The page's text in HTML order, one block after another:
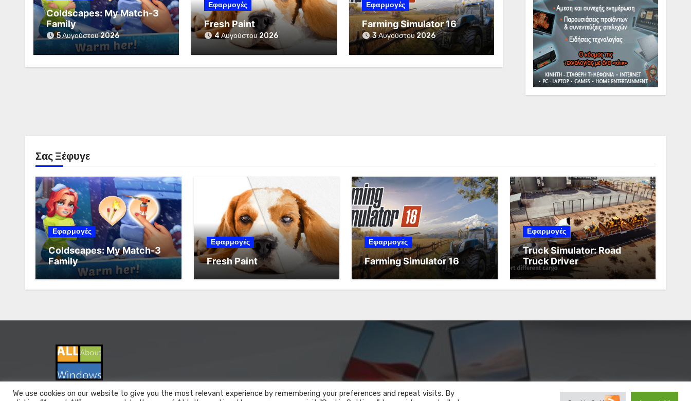
Coldscapes: My Match-3
Family
5 Αυγούστου 2026
Εφαρμογές
Fresh Paint
4 Αυγούστου 2026
Εφαρμογές
Farming Simulator 16
3 Αυγούστου 2026
Σας Ξέφυγε
Εφαρμογές
Coldscapes: My Match-3
Family
Εφαρμογές
Fresh Paint
Εφαρμογές
Farming Simulator 16
Εφαρμογές
Truck Simulator: Road
Truck Driver
All About Windows
We use cookies on our website to give you the most relevant experience by remembering your preferences and repeat visits. By